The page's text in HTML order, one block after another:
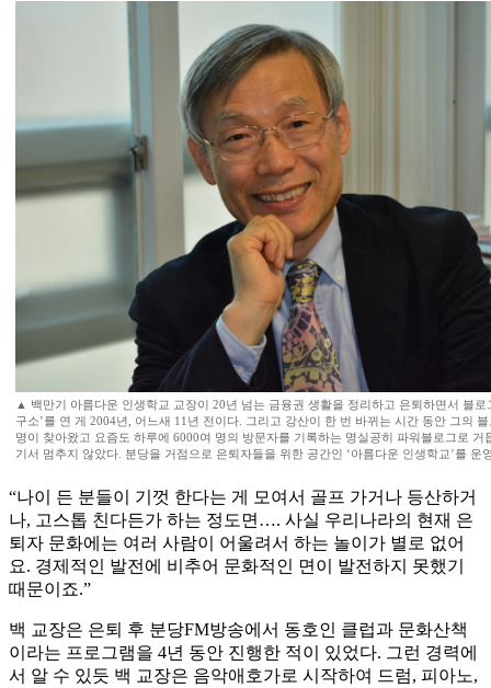
▲ 백만기 아름다운 인생학교 교장이 20년 넘는 금융권 생활을 정리하고 은퇴하면서 블로
구소’를 연 게 2004년, 어느새 11년 전이다. 그리고 강산이 한 번 바뀌는 시간 동안 그의
명이 찾아왔고 요즘도 하루에 6000여 명의 방문자를 기록하는 명실공히 파워블로그로 거
기서 멈추지 않았다. 분당을 거점으로 은퇴자들을 위한 공간인 ‘아름다운 인생학교’를 운
“나이 든 분들이 기껏 한다는 게 모여서 골프 가거나 등산하거
나, 고스톱 친다든가 하는 정도면…. 사실 우리나라의 현재 은
퇴자 문화에는 여러 사람이 어울려서 하는 놀이가 별로 없어
요. 경제적인 발전에 비추어 문화적인 면이 발전하지 못했기
때문이죠.”
백 교장은 은퇴 후 분당FM방송에서 동호인 클럽과 문화산책
이라는 프로그램을 4년 동안 진행한 적이 있었다. 그런 경력에
서 알 수 있듯 백 교장은 음악애호가로 시작하여 드럼, 피아노,